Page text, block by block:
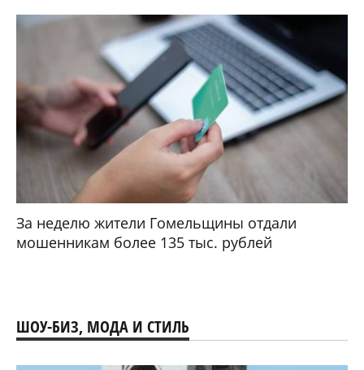
За неделю жители Гомельщины отдали
мошенникам более 135 тыс. рублей
ШОУ-БИЗ, МОДА И СТИЛЬ